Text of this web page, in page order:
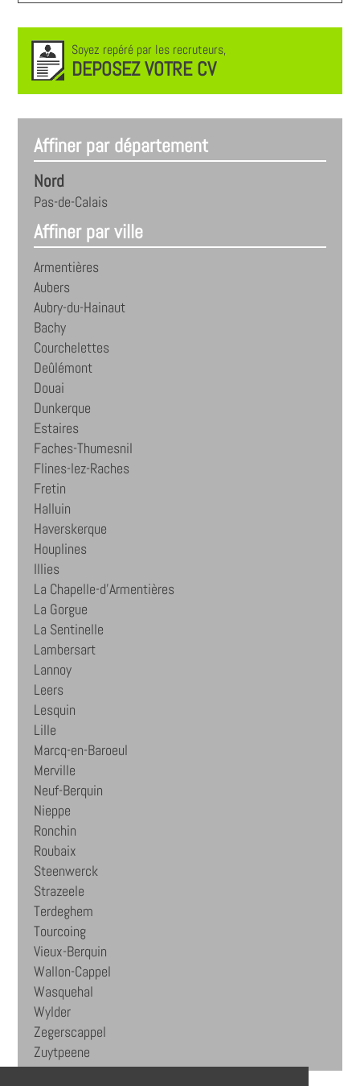
Soyez repéré par les recruteurs,
DEPOSEZ VOTRE CV
Affiner par département
Nord
Pas-de-Calais
Affiner par ville
Armentières
Aubers
Aubry-du-Hainaut
Bachy
Courchelettes
Deûlémont
Douai
Dunkerque
Estaires
Faches-Thumesnil
Flines-lez-Raches
Fretin
Halluin
Haverskerque
Houplines
Illies
La Chapelle-d'Armentières
La Gorgue
La Sentinelle
Lambersart
Lannoy
Leers
Lesquin
Lille
Marcq-en-Baroeul
Merville
Neuf-Berquin
Nieppe
Ronchin
Roubaix
Steenwerck
Strazeele
Terdeghem
Tourcoing
Vieux-Berquin
Wallon-Cappel
Wasquehal
Wylder
Zegerscappel
Zuytpeene